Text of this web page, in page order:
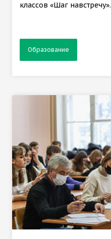
классов «Шаг навстречу».
Образование